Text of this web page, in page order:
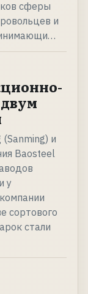
сферы
и
и
Baosteel
у
сортового
стали